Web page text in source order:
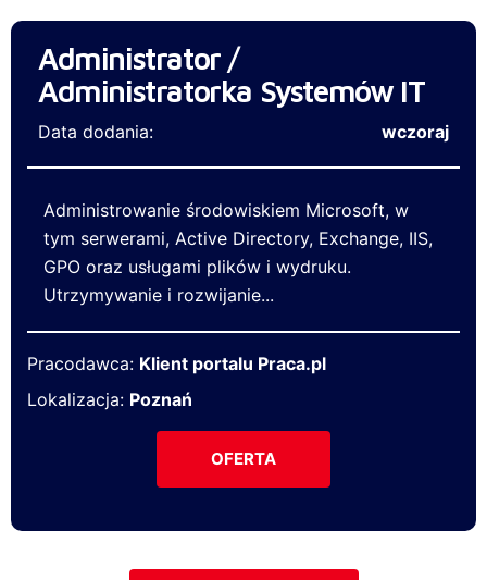
Administrator /
Administratorka Systemów IT
Data dodania: wczoraj
Administrowanie środowiskiem Microsoft, w
tym serwerami, Active Directory, Exchange, IIS,
GPO oraz usługami plików i wydruku.
Utrzymywanie i rozwijanie...
Pracodawca: Klient portalu Praca.pl
Lokalizacja: Poznań
OFERTA